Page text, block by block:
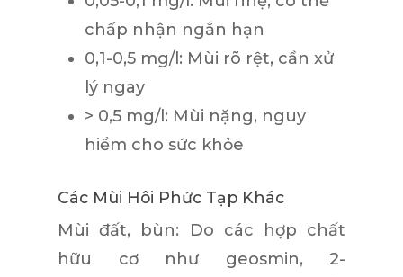
chấp nhận ngắn hạn
0,1-0,5 mg/l: Mùi rõ rệt, cần xử
lý ngay
> 0,5 mg/l: Mùi nặng, nguy
hiểm cho sức khỏe
Các Mùi Hôi Phức Tạp Khác
Mùi đất, bùn: Do các hợp chất
hữu cơ như geosmin, 2-